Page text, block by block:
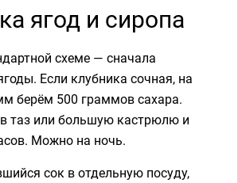
ягод и сиропа
схеме — сначала
Если клубника сочная, на
берём 500 граммов сахара.
таз или большую кастрюлю и
Можно на ночь.
сок в отдельную посуду,